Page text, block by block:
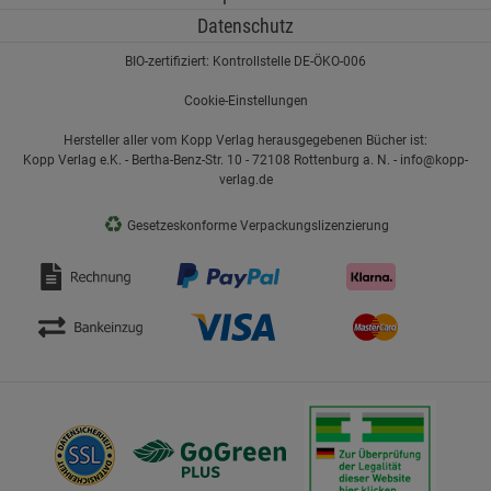
Datenschutz
BIO-zertifiziert: Kontrollstelle DE-ÖKO-006
Cookie-Einstellungen
Hersteller aller vom Kopp Verlag herausgegebenen Bücher ist:
Kopp Verlag e.K. - Bertha-Benz-Str. 10 - 72108 Rottenburg a. N. - info@kopp-
verlag.de
♻ Gesetzeskonforme Verpackungslizenzierung